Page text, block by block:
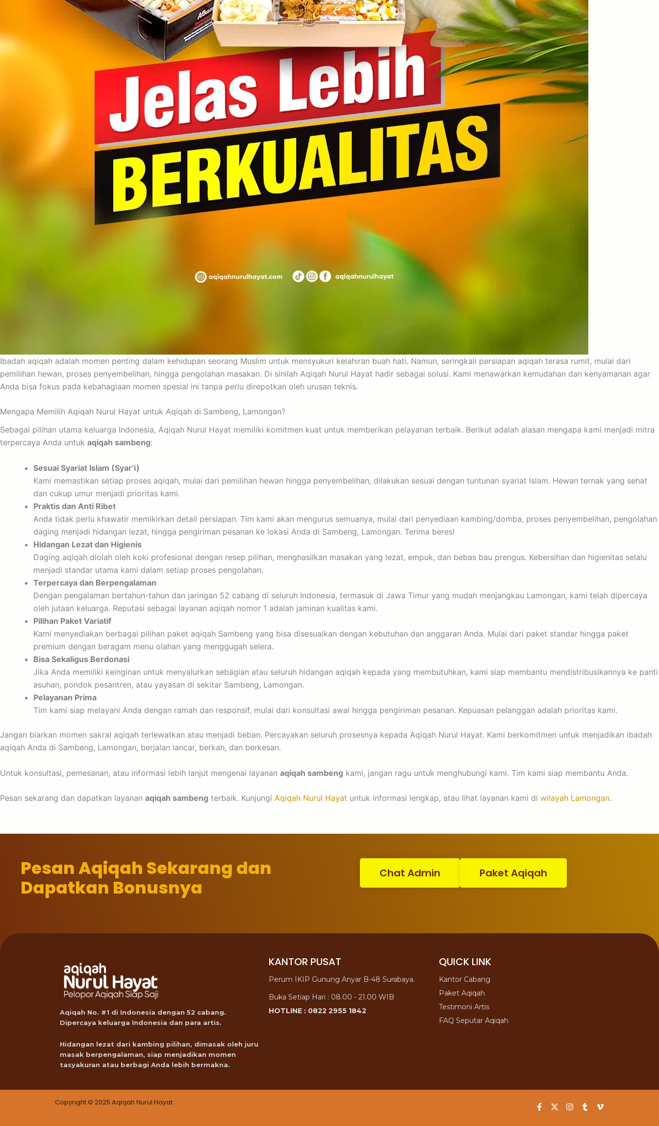
Ibadah aqiqah adalah momen penting dalam kehidupan seorang Muslim untuk mensyukuri kelahiran buah hati. Namun, seringkali persiapan aqiqah terasa rumit, mulai dari
pemilihan hewan, proses penyembelihan, hingga pengolahan masakan. Di sinilah Aqiqah Nurul Hayat hadir sebagai solusi. Kami menawarkan kemudahan dan kenyamanan agar
Anda bisa fokus pada kebahagiaan momen spesial ini tanpa perlu direpotkan oleh urusan teknis.
Mengapa Memilih Aqiqah Nurul Hayat untuk Aqiqah di Sambeng, Lamongan?
Sebagai pilihan utama keluarga Indonesia, Aqiqah Nurul Hayat memiliki komitmen kuat untuk memberikan pelayanan terbaik. Berikut adalah alasan mengapa kami menjadi mitra
terpercaya Anda untuk aqiqah sambeng:
Sesuai Syariat Islam (Syar’i)
Kami memastikan setiap proses aqiqah, mulai dari pemilihan hewan hingga penyembelihan, dilakukan sesuai dengan tuntunan syariat Islam. Hewan ternak yang sehat
dan cukup umur menjadi prioritas kami.
Praktis dan Anti Ribet
Anda tidak perlu khawatir memikirkan detail persiapan. Tim kami akan mengurus semuanya, mulai dari penyediaan kambing/domba, proses penyembelihan, pengolahan
daging menjadi hidangan lezat, hingga pengiriman pesanan ke lokasi Anda di Sambeng, Lamongan. Terima beres!
Hidangan Lezat dan Higienis
Daging aqiqah diolah oleh koki profesional dengan resep pilihan, menghasilkan masakan yang lezat, empuk, dan bebas bau prengus. Kebersihan dan higienitas selalu
menjadi standar utama kami dalam setiap proses pengolahan.
Terpercaya dan Berpengalaman
Dengan pengalaman bertahun-tahun dan jaringan 52 cabang di seluruh Indonesia, termasuk di Jawa Timur yang mudah menjangkau Lamongan, kami telah dipercaya
oleh jutaan keluarga. Reputasi sebagai layanan aqiqah nomor 1 adalah jaminan kualitas kami.
Pilihan Paket Variatif
Kami menyediakan berbagai pilihan paket aqiqah Sambeng yang bisa disesuaikan dengan kebutuhan dan anggaran Anda. Mulai dari paket standar hingga paket
premium dengan beragam menu olahan yang menggugah selera.
Bisa Sekaligus Berdonasi
Jika Anda memiliki keinginan untuk menyalurkan sebagian atau seluruh hidangan aqiqah kepada yang membutuhkan, kami siap membantu mendistribusikannya ke panti
asuhan, pondok pesantren, atau yayasan di sekitar Sambeng, Lamongan.
Pelayanan Prima
Tim kami siap melayani Anda dengan ramah dan responsif, mulai dari konsultasi awal hingga pengiriman pesanan. Kepuasan pelanggan adalah prioritas kami.
Jangan biarkan momen sakral aqiqah terlewatkan atau menjadi beban. Percayakan seluruh prosesnya kepada Aqiqah Nurul Hayat. Kami berkomitmen untuk menjadikan ibadah
aqiqah Anda di Sambeng, Lamongan, berjalan lancar, berkah, dan berkesan.
Untuk konsultasi, pemesanan, atau informasi lebih lanjut mengenai layanan aqiqah sambeng kami, jangan ragu untuk menghubungi kami. Tim kami siap membantu Anda.
Pesan sekarang dan dapatkan layanan aqiqah sambeng terbaik. Kunjungi Aqiqah Nurul Hayat untuk informasi lengkap, atau lihat layanan kami di wilayah Lamongan.
Pesan Aqiqah Sekarang dan
Dapatkan Bonusnya
Chat Admin Paket Aqiqah
Aqiqah No. #1 di Indonesia dengan 52 cabang.
Dipercaya keluarga Indonesia dan para artis.
Hidangan lezat dari kambing pilihan, dimasak oleh juru
masak berpengalaman, siap menjadikan momen
tasyakuran atau berbagi Anda lebih bermakna.
KANTOR PUSAT
Perum IKIP Gunung Anyar B-48 Surabaya.
Buka Setiap Hari : 08.00 - 21.00 WIB
HOTLINE : 0822 2955 1842
QUICK LINK
Kantor Cabang
Paket Aqiqah
Testimoni Artis
FAQ Seputar Aqiqah
Copyright © 2025 Aqiqah Nurul Hayat
F
a
X
-
I
n
T
u
V
i